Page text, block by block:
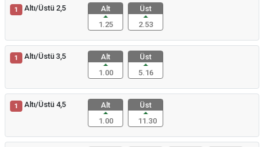
1 Altı/Üstü 2,5
Alt
1.25
Üst
2.53
1 Altı/Üstü 3,5
Alt
1.00
Üst
5.16
1 Altı/Üstü 4,5
Alt
1.00
Üst
11.30